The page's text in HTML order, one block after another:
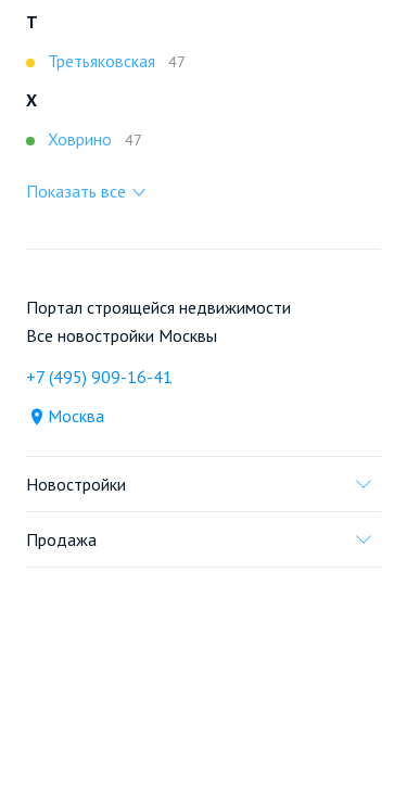
Т
Третьяковская
47
Х
Ховрино
47
Показать все
Портал строящейся недвижимости
Все новостройки Москвы
+7 (495) 909-16-41
Москва
Новостройки
Продажа